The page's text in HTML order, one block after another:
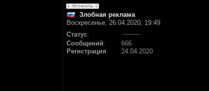
Злобная реклама
Воскресенье, 26.04.2020, 19:49
Статус:
Сообщений:
666
Регистрация: 24.04.2020